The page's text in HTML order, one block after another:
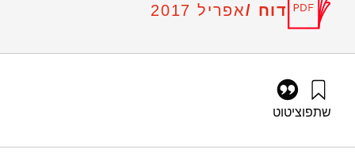
דוח /אפריל 2017
שתפוציטוט